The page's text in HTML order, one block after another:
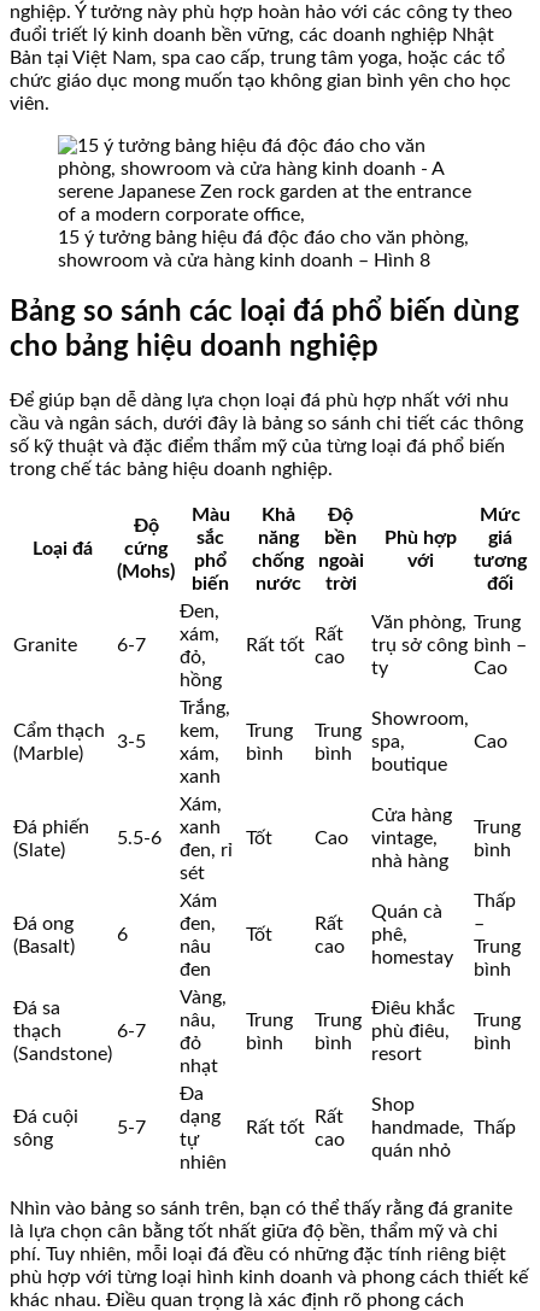
nghiệp. Ý tưởng này phù hợp hoàn hảo với các công ty theo
đuổi triết lý kinh doanh bền vững, các doanh nghiệp Nhật
Bản tại Việt Nam, spa cao cấp, trung tâm yoga, hoặc các tổ
chức giáo dục mong muốn tạo không gian bình yên cho học
viên.
15 ý tưởng bảng hiệu đá độc đáo cho văn phòng,
showroom và cửa hàng kinh doanh – Hình 8
Bảng so sánh các loại đá phổ biến dùng
cho bảng hiệu doanh nghiệp
Để giúp bạn dễ dàng lựa chọn loại đá phù hợp nhất với nhu
cầu và ngân sách, dưới đây là bảng so sánh chi tiết các thông
số kỹ thuật và đặc điểm thẩm mỹ của từng loại đá phổ biến
trong chế tác bảng hiệu doanh nghiệp.
Loại đá
Độ
cứng
(Mohs)
Màu
sắc
phổ
biến
Khả
năng
chống
nước
Độ
bền
ngoài
trời
Phù hợp
với
Mức
giá
tương
đối
Granite 6-7
Đen,
xám,
đỏ,
hồng
Rất tốt
Rất
cao
Văn phòng,
trụ sở công
ty
Trung
bình –
Cao
Cẩm thạch
(Marble)
3-5
Trắng,
kem,
xám,
xanh
Trung
bình
Trung
bình
Showroom,
spa,
boutique
Cao
Đá phiến
(Slate)
5.5-6
Xám,
xanh
đen, rỉ
sét
Tốt Cao
Cửa hàng
vintage,
nhà hàng
Trung
bình
Đá ong
(Basalt)
6
Xám
đen,
nâu
đen
Tốt
Rất
cao
Quán cà
phê,
homestay
Thấp
–
Trung
bình
Đá sa
thạch
(Sandstone)
6-7
Vàng,
nâu,
đỏ
nhạt
Trung
bình
Trung
bình
Điêu khắc
phù điêu,
resort
Trung
bình
Đá cuội
sông
5-7
Đa
dạng
tự
nhiên
Rất tốt
Rất
cao
Shop
handmade,
quán nhỏ
Thấp
Nhìn vào bảng so sánh trên, bạn có thể thấy rằng đá granite
là lựa chọn cân bằng tốt nhất giữa độ bền, thẩm mỹ và chi
phí. Tuy nhiên, mỗi loại đá đều có những đặc tính riêng biệt
phù hợp với từng loại hình kinh doanh và phong cách thiết kế
khác nhau. Điều quan trọng là xác định rõ phong cách